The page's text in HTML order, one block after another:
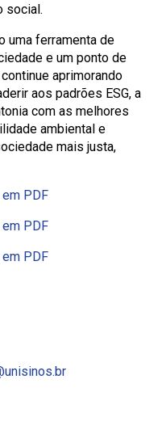
social.
uma ferramenta de
e um ponto de
aprimorando
aos padrões ESG, a
com as melhores
ambiental e
mais justa,
PDF
PDF
PDF